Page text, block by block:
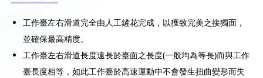
工作臺左右滑道完全由人工鏟花完成，以獲致完美之接獨面，
並確保最高精度。
工作臺左右滑道長度遠長於臺面之長度(一般均為等長)而與工作
臺長度相等，如此工作臺於高速運動中不會發生扭曲變形而失